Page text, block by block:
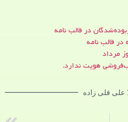
در قالب نامه
قالب نامه
مرداد
هویت ندارد.
علی قلی زاده